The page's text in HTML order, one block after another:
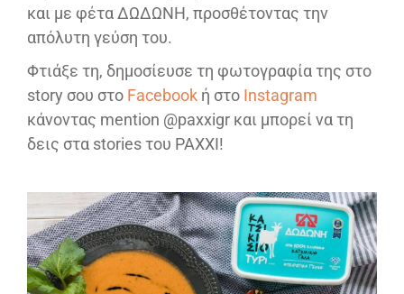
και με φέτα ΔΩΔΩΝΗ, προσθέτοντας την
απόλυτη γεύση του.
Φτιάξε τη, δημοσίευσε τη φωτογραφία της στο
story σου στο Facebook ή στο Instagram
κάνοντας mention @paxxigr και μπορεί να τη
δεις στα stories του PAXXI!